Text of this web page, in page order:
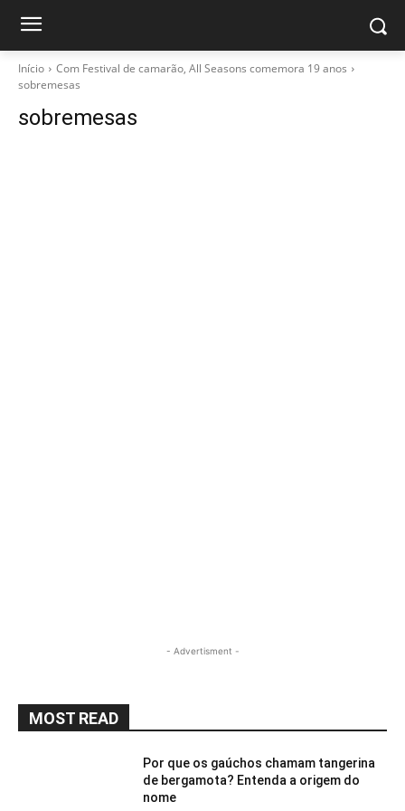
Início
Com Festival de camarão, All Seasons comemora 19 anos
sobremesas
sobremesas
- Advertisment -
MOST READ
Por que os gaúchos chamam tangerina
de bergamota? Entenda a origem do
nome